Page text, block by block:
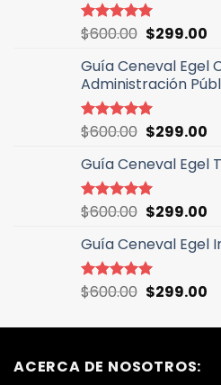
Valorado
de 5
$600.00 El
original
era:
$600.00.
$299.00El
Guía Ceneval Egel
Administración
Valorado
de 5
$600.00 El
original
era:
$600.00.
$299.00El
Guía Ceneval Egel
Valorado
de 5
$600.00 El
original
era:
$600.00.
$299.00El
Guía Ceneval Egel
Valorado
$600.00 El
original
$600.00.
$299.00El
ACERCA DE NOSOTROS: